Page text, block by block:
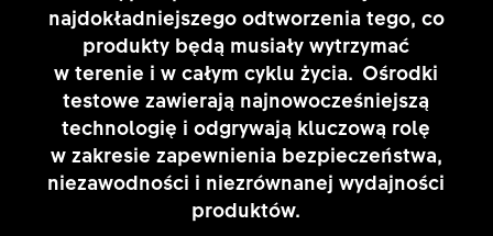
najdokładniejszego odtworzenia tego, co
produkty będą musiały wytrzymać
w terenie i w całym cyklu życia. Ośrodki
testowe zawierają najnowocześniejszą
technologię i odgrywają kluczową rolę
w zakresie zapewnienia bezpieczeństwa,
niezawodności i niezrównanej wydajności
produktów.